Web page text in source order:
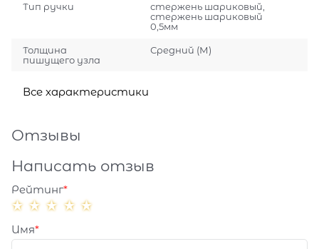
Тип ручки
стержень шариковый,
стержень шариковый
0,5мм
Толщина
пишущего узла
Средний (М)
Все характеристики
Отзывы
Написать отзыв
Рейтинг
Имя